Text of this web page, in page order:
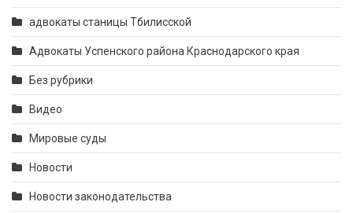
адвокаты станицы Тбилисской
Адвокаты Успенского района Краснодарского края
Без рубрики
Видео
Мировые суды
Новости
Новости законодательства